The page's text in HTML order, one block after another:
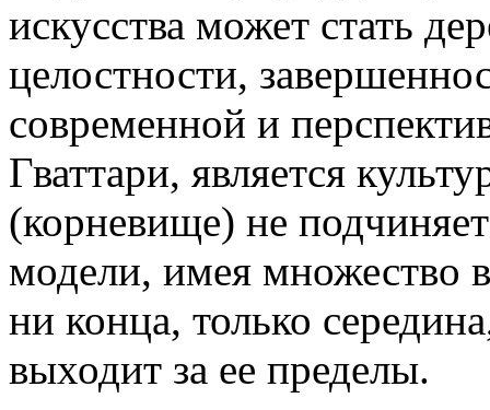
искусства может стать
целостности,
современной и
Гваттари, является
(корневище) не
модели, имея множество
ни конца, только
выходит за ее пределы.